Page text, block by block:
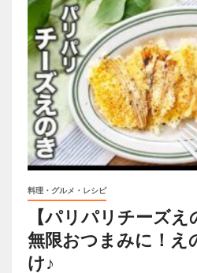
料理・グルメ・レシピ
【パリパリチーズ
無限おつまみに！え
け♪